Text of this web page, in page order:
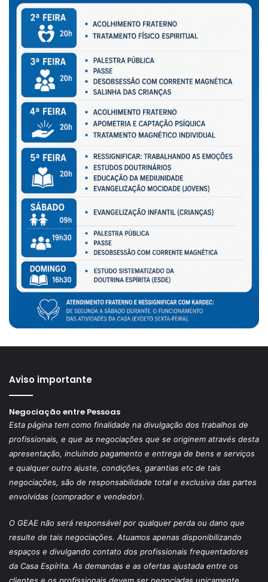
Aviso importante
Negociação entre Pessoas
Esta página tem como finalidade na divulgação dos trabalhos de
profissionais, e que as negociações que se originem através desta
apresentação, incluindo pagamento e entrega de bens e serviços
e qualquer outro ajuste, condições, garantias etc de tais
negociações, são de responsabilidade total e exclusiva das partes
envolvidas (comprador e vendedor).
O GEAE não será responsável por qualquer perda ou dano que
resulte de tais negociações. Atuamos apenas disponibilizando
espaços e divulgando contato dos profissionais frequentadores
da Casa Espírita. As demandas e as ofertas ajustada entre os